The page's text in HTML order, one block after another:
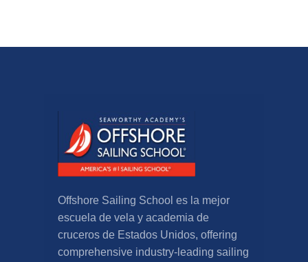
Offshore Sailing School es la mejor
escuela de vela y academia de
cruceros de Estados Unidos, offering
comprehensive industry-leading sailing